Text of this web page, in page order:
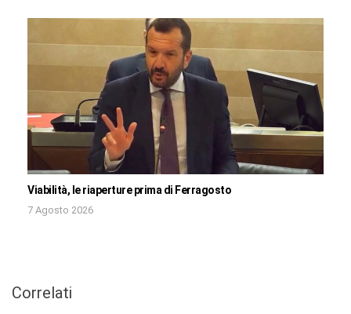
Viabilità, le riaperture prima di Ferragosto
7 Agosto 2026
Correlati